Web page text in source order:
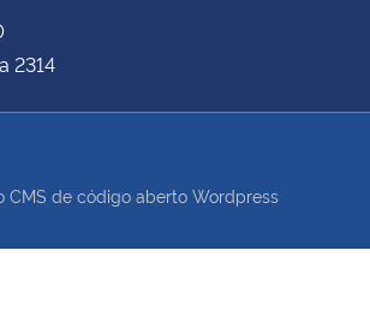
2314
CMS de código aberto Wordpress